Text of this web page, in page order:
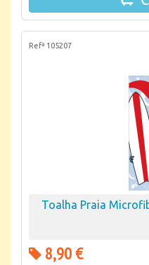
Refª 105207
Toalha Praia
8,90 €